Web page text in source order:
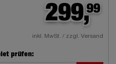
299,99
inkl. MwSt. / zzgl. Versand
prüfen: